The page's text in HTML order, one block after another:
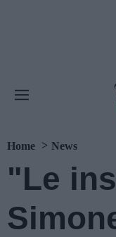
Home News
"Le